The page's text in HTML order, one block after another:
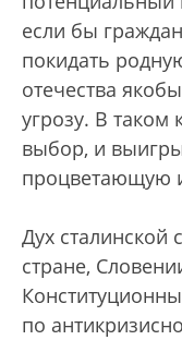
если бы
покидать
отечества
угрозу. В таком
выбор, и
процветающую
Дух
стране,
по